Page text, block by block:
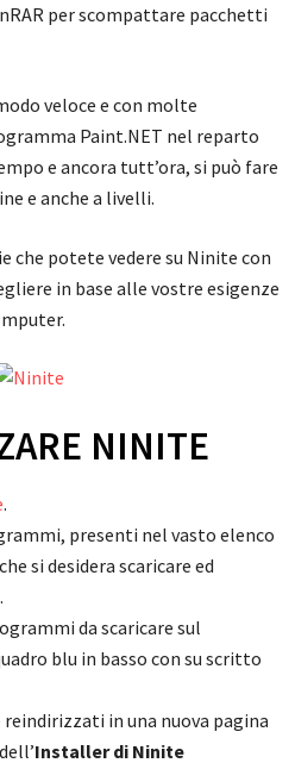
per scompattare pacchetti
veloce e con molte
Paint.NET nel reparto
e ancora tutt’ora, si può fare
e anche a livelli.
che potete vedere su Ninite con
in base alle vostre esigenze
NINITE
.
presenti nel vasto elenco
si desidera scaricare ed
da scaricare sul
blu in basso con su scritto
in una nuova pagina
Installer di Ninite